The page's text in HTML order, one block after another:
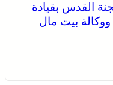
القدس بقيادة
ووكالة بيت مال